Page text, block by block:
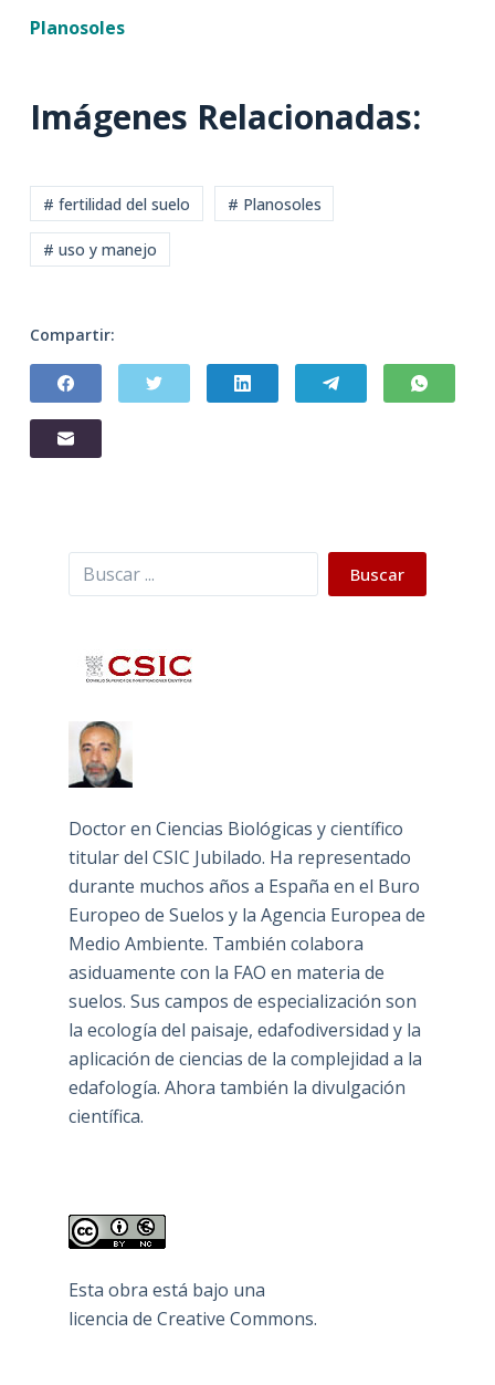
Planosoles
Imágenes Relacionadas:
# fertilidad del suelo # Planosoles
# uso y manejo
Compartir:
Buscar Buscar
Doctor en Ciencias Biológicas y científico
titular del CSIC Jubilado. Ha representado
durante muchos años a España en el Buro
Europeo de Suelos y la Agencia Europea de
Medio Ambiente. También colabora
asiduamente con la FAO en materia de
suelos. Sus campos de especialización son
la ecología del paisaje, edafodiversidad y la
aplicación de ciencias de la complejidad a la
edafología. Ahora también la divulgación
científica.
Esta obra está bajo una
licencia de Creative Commons.